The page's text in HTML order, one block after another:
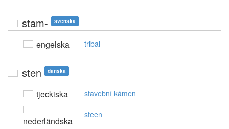
stam- svenska
engelska tribal
sten danska
tjeckiska stavební kámen
nederländska
steen